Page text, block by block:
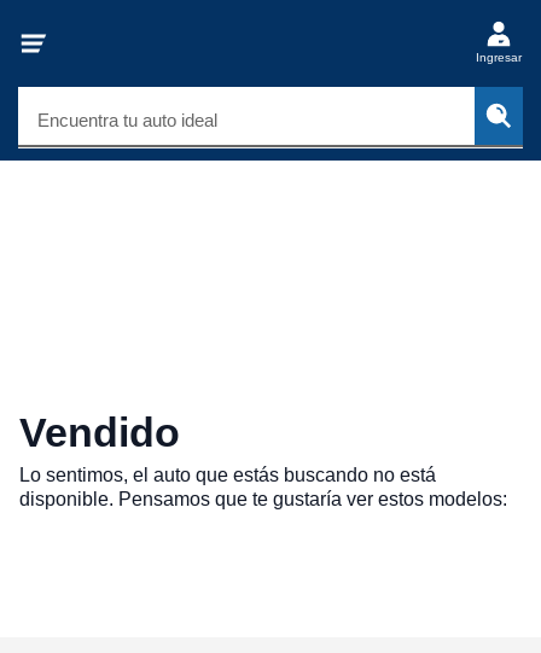
Ingresar
Encuentra tu auto ideal
Vendido
Lo sentimos, el auto que estás buscando no está
disponible. Pensamos que te gustaría ver estos modelos: